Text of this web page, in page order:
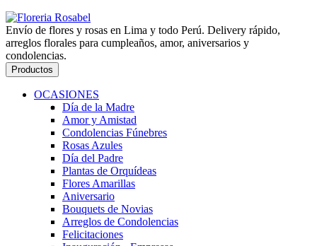
Envío de flores y rosas en Lima y todo Perú. Delivery rápido,
arreglos florales para cumpleaños, amor, aniversarios y
condolencias.
Productos
OCASIONES
Día de la Madre
Amor y Amistad
Condolencias Fúnebres
Rosas Azules
Día del Padre
Plantas de Orquídeas
Flores Amarillas
Aniversario
Bouquets de Novias
Arreglos de Condolencias
Felicitaciones